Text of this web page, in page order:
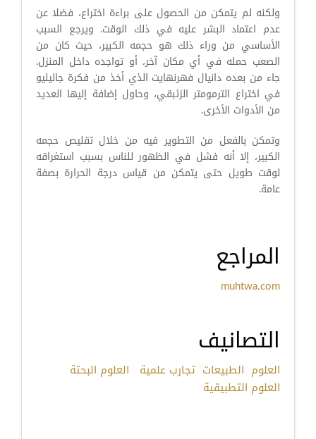
ولكنه لم يتمكن من الحصول على براءة اختراع، فضلا عن
عدم اعتماد البشر عليه في ذلك الوقت. ويرجع السبب
الأساسي من وراء ذلك هو حجمه الكبير، حيث كان من
الصعب حمله في أي مكان آخر، أو تواجده داخل المنزل.
جاء من بعده دانيال فهرنهايت الذي أخذ من فكرة جاليليو
في اختراع الترمومتر الزئبقي، وحاول إضافة إليها العديد
من الأدوات الأخرى.
وتمكن بالفعل من التطوير فيه من خلال تقليص حجمه
الكبير، إلا أنه فشل في الظهور للناس بسبب استغراقه
لوقت طويل حتى يتمكن من قياس درجة الحرارة بصفة
عامة.
المراجع
muhtwa.com
التصانيف
العلوم الطبيعات تجارب علمية
العلوم البحتة
العلوم التطبيقية